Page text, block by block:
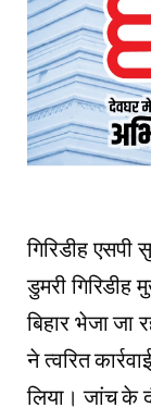
गिरिडीह एसपी
डुमरी गिरिडीह
बिहार भेजा जा
ने त्वरित
लिया। जांच के